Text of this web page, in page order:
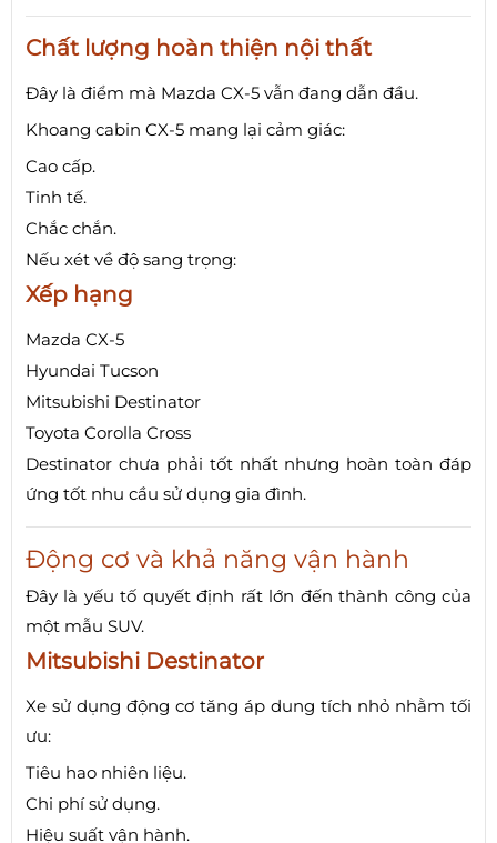
Chất lượng hoàn thiện nội thất
Đây là điểm mà Mazda CX-5 vẫn đang dẫn đầu.
Khoang cabin CX-5 mang lại cảm giác:
Cao cấp.
Tinh tế.
Chắc chắn.
Nếu xét về độ sang trọng:
Xếp hạng
Mazda CX-5
Hyundai Tucson
Mitsubishi Destinator
Toyota Corolla Cross
Destinator chưa phải tốt nhất nhưng hoàn toàn đáp
ứng tốt nhu cầu sử dụng gia đình.
Động cơ và khả năng vận hành
Đây là yếu tố quyết định rất lớn đến thành công của
một mẫu SUV.
Mitsubishi Destinator
Xe sử dụng động cơ tăng áp dung tích nhỏ nhằm tối
ưu:
Tiêu hao nhiên liệu.
Chi phí sử dụng.
Hiệu suất vận hành.